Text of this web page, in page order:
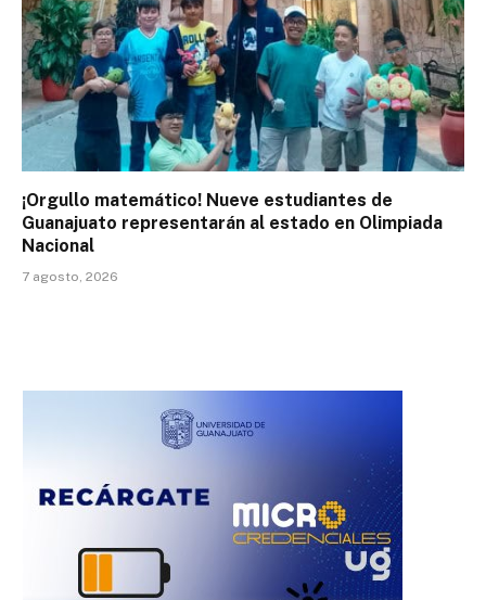
¡Orgullo matemático! Nueve estudiantes de
Guanajuato representarán al estado en Olimpiada
Nacional
7 agosto, 2026